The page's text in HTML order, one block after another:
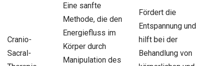
Cranio-
Sacral-
Eine sanfte
Methode, die den
Energiefluss im
Körper durch
Manipulation des
Fördert die
Entspannung und
hilft bei der
Behandlung von